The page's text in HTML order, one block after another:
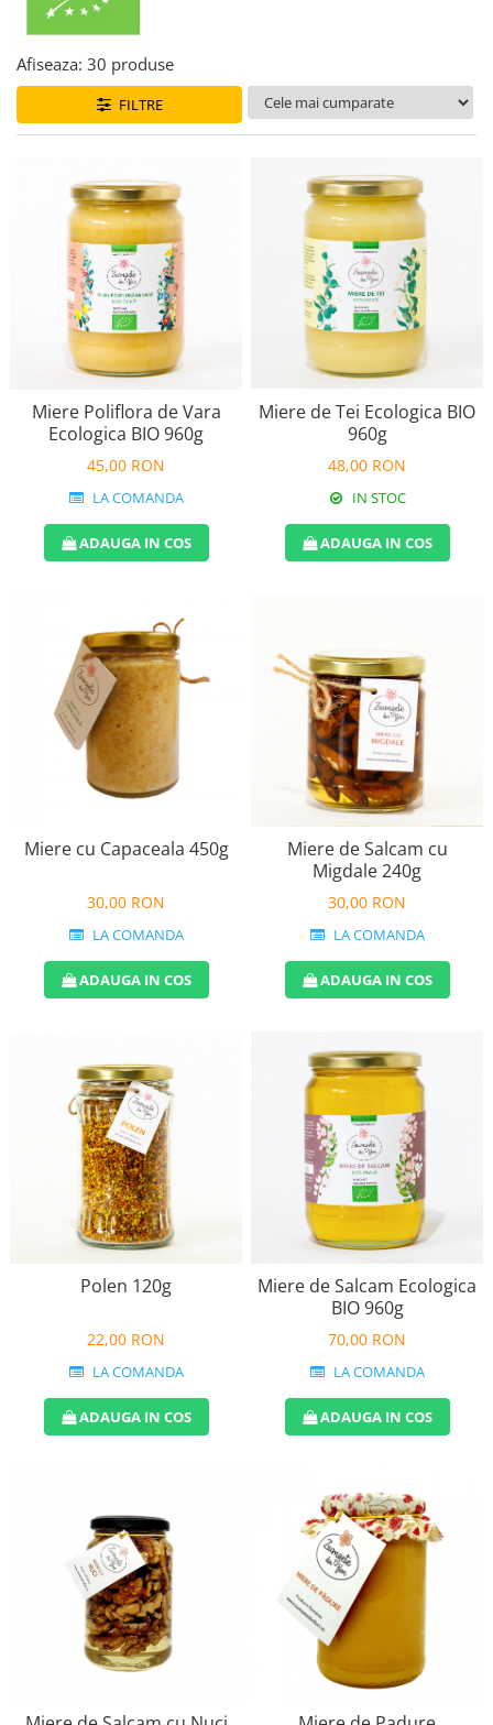
Ingrijire
Uleiuri si Unturi de Corp
Sare de baie
Creme naturale
Ceaiuri medicinale
Tincturi si siropuri
Perne de Sare
Afiseaza: 30 produse
FILTRE
Miere Poliflora de Vara
Ecologica BIO 960g
45,00 RON
LA COMANDA
ADAUGA IN COS
Miere de Tei Ecologica BIO
960g
48,00 RON
IN STOC
ADAUGA IN COS
Miere cu Capaceala 450g
30,00 RON
LA COMANDA
ADAUGA IN COS
Miere de Salcam cu
Migdale 240g
30,00 RON
LA COMANDA
ADAUGA IN COS
Polen 120g
22,00 RON
LA COMANDA
ADAUGA IN COS
Miere de Salcam Ecologica
BIO 960g
70,00 RON
LA COMANDA
ADAUGA IN COS